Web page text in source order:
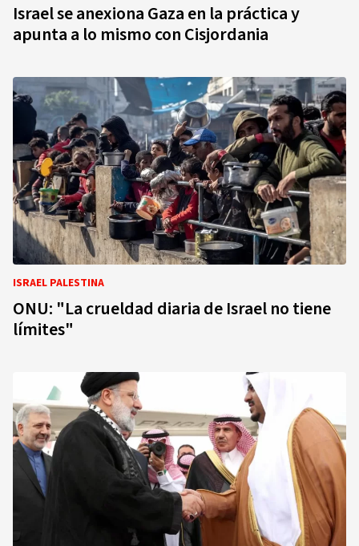
Israel se anexiona Gaza en la práctica y
apunta a lo mismo con Cisjordania
ISRAEL PALESTINA
ONU: "La crueldad diaria de Israel no tiene
límites"